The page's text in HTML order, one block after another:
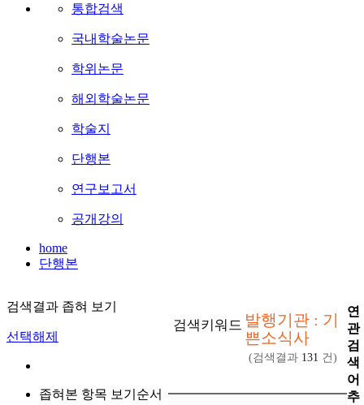
통합검색
국내학술논문
학위논문
해외학술논문
학술지
단행본
연구보고서
공개강의
home
단행본
검색결과 좁혀 보기
선택해제
좁혀본 항목 보기순서
검색키워드 발행기관 : 기
쁜소식사
(검색결과 131 건)
연
관
검
색
어
추